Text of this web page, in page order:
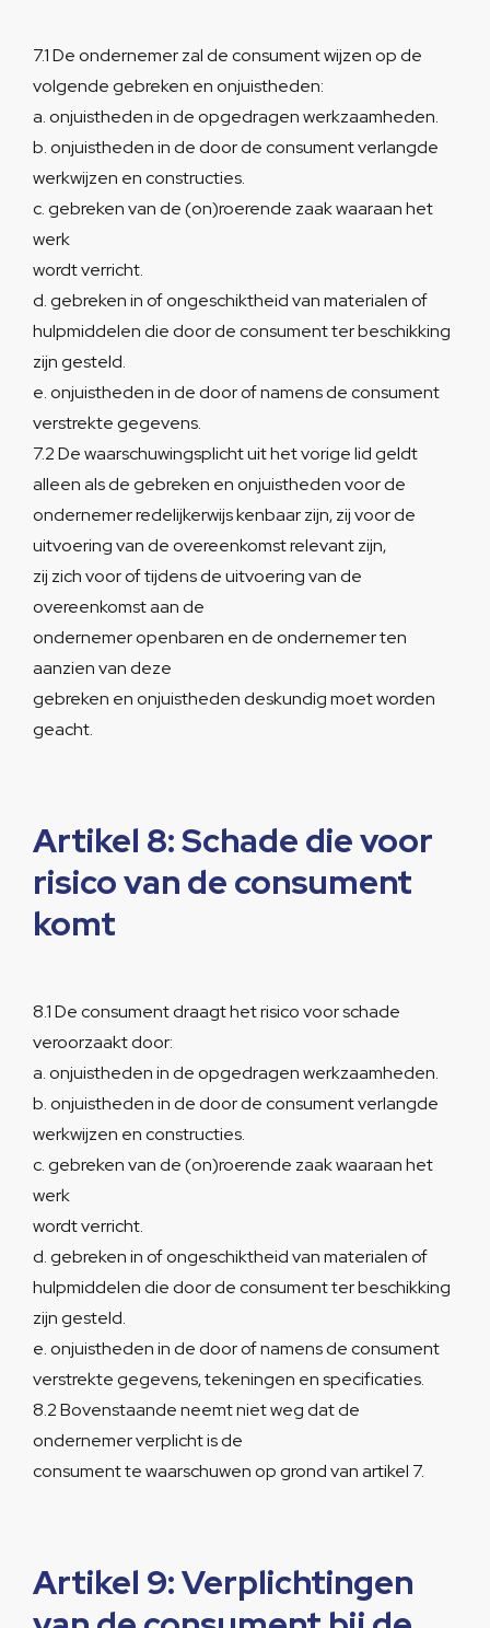
7.1 De ondernemer zal de consument wijzen op de
volgende gebreken en onjuistheden:
a. onjuistheden in de opgedragen werkzaamheden.
b. onjuistheden in de door de consument verlangde
werkwijzen en constructies.
c. gebreken van de (on)roerende zaak waaraan het
werk
wordt verricht.
d. gebreken in of ongeschiktheid van materialen of
hulpmiddelen die door de consument ter beschikking
zijn gesteld.
e. onjuistheden in de door of namens de consument
verstrekte gegevens.
7.2 De waarschuwingsplicht uit het vorige lid geldt
alleen als de gebreken en onjuistheden voor de
ondernemer redelijkerwijs kenbaar zijn, zij voor de
uitvoering van de overeenkomst relevant zijn,
zij zich voor of tijdens de uitvoering van de
overeenkomst aan de
ondernemer openbaren en de ondernemer ten
aanzien van deze
gebreken en onjuistheden deskundig moet worden
geacht.
Artikel 8: Schade die voor
risico van de consument
komt
8.1 De consument draagt het risico voor schade
veroorzaakt door:
a. onjuistheden in de opgedragen werkzaamheden.
b. onjuistheden in de door de consument verlangde
werkwijzen en constructies.
c. gebreken van de (on)roerende zaak waaraan het
werk
wordt verricht.
d. gebreken in of ongeschiktheid van materialen of
hulpmiddelen die door de consument ter beschikking
zijn gesteld.
e. onjuistheden in de door of namens de consument
verstrekte gegevens, tekeningen en specificaties.
8.2 Bovenstaande neemt niet weg dat de
ondernemer verplicht is de
consument te waarschuwen op grond van artikel 7.
Artikel 9: Verplichtingen